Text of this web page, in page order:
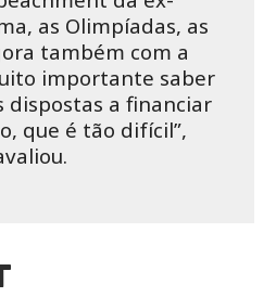
as Olimpíadas, as
também com a
importante saber
dispostas a financiar
que é tão difícil”,